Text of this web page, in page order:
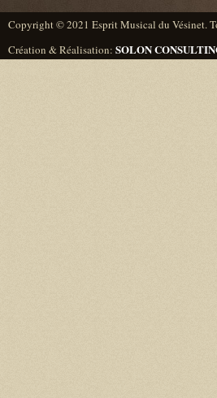
Copyright © 2021 Esprit Musical du Vésinet.
Création & Réalisation: SOLON